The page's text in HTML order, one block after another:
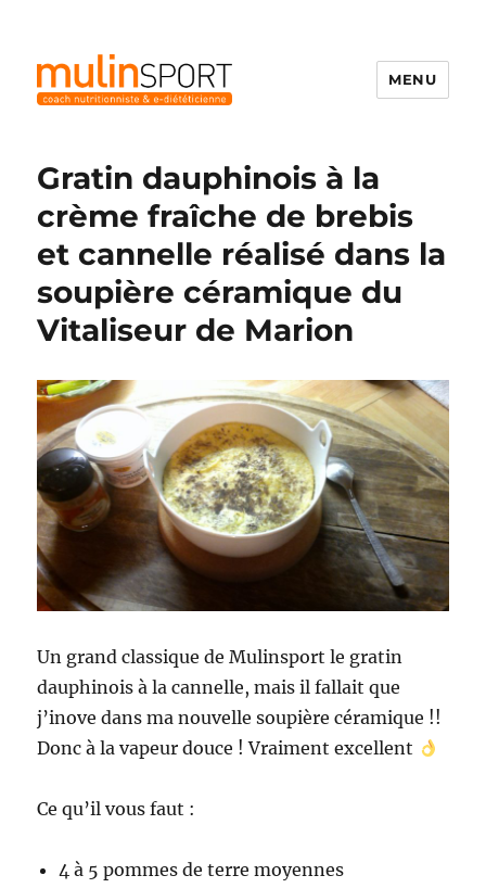
MENU
Gratin dauphinois à la
crème fraîche de brebis
et cannelle réalisé dans la
soupière céramique du
Vitaliseur de Marion
Un grand classique de Mulinsport le gratin
dauphinois à la cannelle, mais il fallait que
j’inove dans ma nouvelle soupière céramique !!
Donc à la vapeur douce ! Vraiment excellent
Ce qu’il vous faut :
4 à 5 pommes de terre moyennes